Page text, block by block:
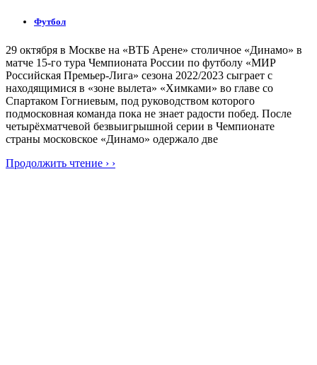
Футбол
29 октября в Москве на «ВТБ Арене» столичное «Динамо» в
матче 15-го тура Чемпионата России по футболу «МИР
Российская Премьер-Лига» сезона 2022/2023 сыграет с
находящимися в «зоне вылета» «Химками» во главе со
Спартаком Гогниевым, под руководством которого
подмосковная команда пока не знает радости побед. После
четырёхматчевой безвыигрышной серии в Чемпионате
страны московское «Динамо» одержало две
Продолжить чтение › ›